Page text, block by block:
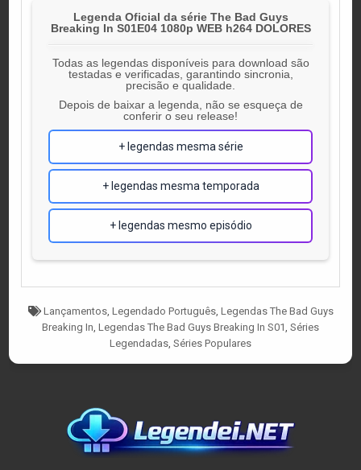
Legenda Oficial da série The Bad Guys
Breaking In S01E04 1080p WEB h264 DOLORES
Todas as legendas disponíveis para download são
testadas e verificadas, garantindo sincronia,
precisão e qualidade.
Depois de baixar a legenda, não se esqueça de
conferir o seu release!
+ legendas mesma série
+ legendas mesma temporada
+ legendas mesmo episódio
Tagged
Lançamentos, Legendado Português, Legendas The Bad Guys
Breaking In Legendas The Bad Guys Breaking In S01 Séries
Legendadas Séries Populares